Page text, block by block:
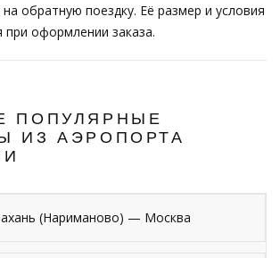
обратную поездку. Её размер и условия
при оформлении заказа.
ПОПУЛЯРНЫЕ
ИЗ АЭРОПОРТА
(Нариманово) — Москва